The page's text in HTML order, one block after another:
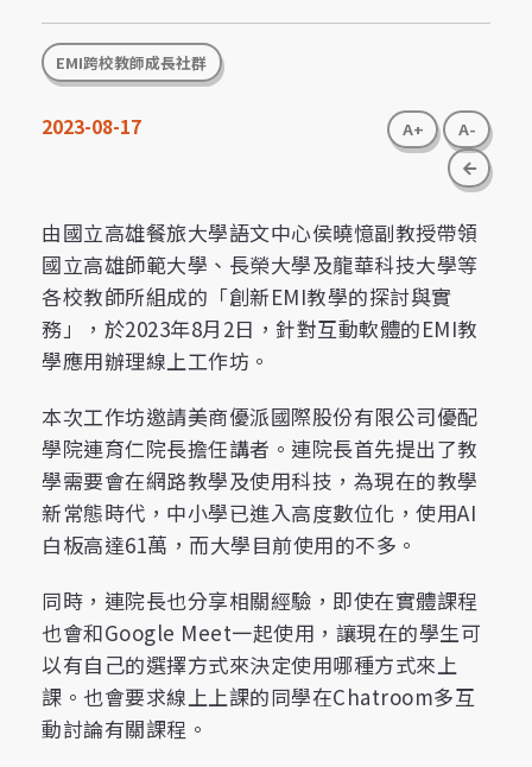
2023-08-17 A+
A-
go
由國立高雄餐旅大學語文中心侯曉憶副教授帶領
國立高雄師範大學、長榮大學及龍華科技大學等
各校教師所組成的「創新EMI教學的探討與實
務」，於2023年8月2日，針對互動軟體的EMI教
學應用辦理線上工作坊。
本次工作坊邀請美商優派國際股份有限公司優配
學院連育仁院長擔任講者。連院長首先提出了教
學需要會在網路教學及使用科技，為現在的教學
新常態時代，中小學已進入高度數位化，使用AI
白板高達61萬，而大學目前使用的不多。
同時，連院長也分享相關經驗，即使在實體課程
也會和Google Meet一起使用，讓現在的學生可
以有自己的選擇方式來決定使用哪種方式來上
課。也會要求線上上課的同學在Chatroom多互
動討論有關課程。
EMI跨校教師成長社群